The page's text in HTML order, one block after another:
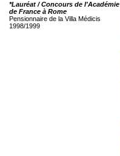
*Lauréat / Concours de l'Académie
de France à Rome
Pensionnaire de la Villa Médicis
1998/1999